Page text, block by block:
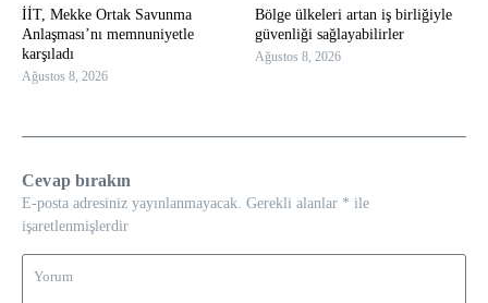
İİT, Mekke Ortak Savunma
Anlaşması’nı memnuniyetle
karşıladı
Ağustos 8, 2026
Bölge ülkeleri artan iş birliğiyle
güvenliği sağlayabilirler
Ağustos 8, 2026
Cevap bırakın
E-posta adresiniz yayınlanmayacak. Gerekli alanlar * ile
işaretlenmişlerdir